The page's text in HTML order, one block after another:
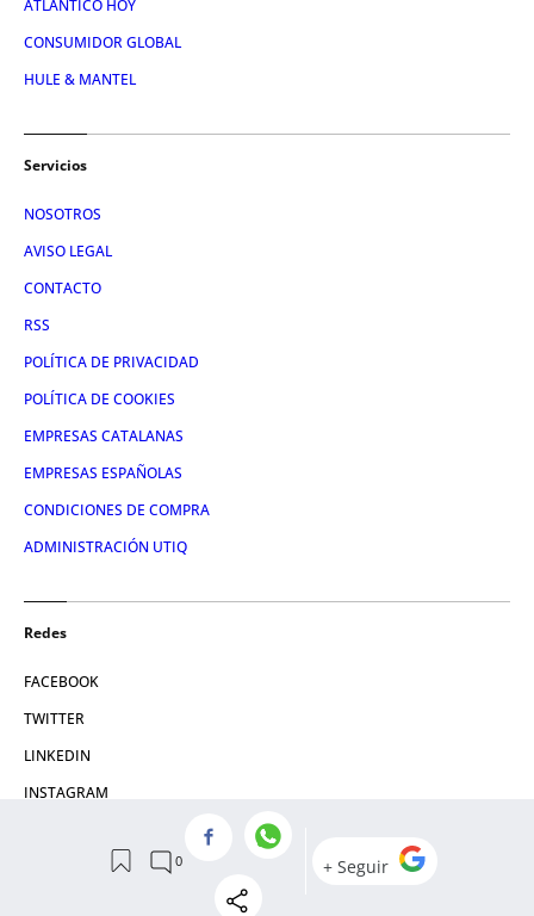
ATLÁNTICO HOY
CONSUMIDOR GLOBAL
HULE & MANTEL
Servicios
NOSOTROS
AVISO LEGAL
CONTACTO
RSS
POLÍTICA DE PRIVACIDAD
POLÍTICA DE COOKIES
EMPRESAS CATALANAS
EMPRESAS ESPAÑOLAS
CONDICIONES DE COMPRA
ADMINISTRACIÓN UTIQ
Redes
FACEBOOK
TWITTER
LINKEDIN
INSTAGRAM